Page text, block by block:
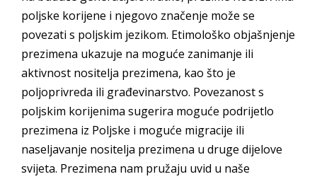
poljske korijene i njegovo značenje može se
povezati s poljskim jezikom. Etimološko objašnjenje
prezimena ukazuje na moguće zanimanje ili
aktivnost nositelja prezimena, kao što je
poljoprivreda ili građevinarstvo. Povezanost s
poljskim korijenima sugerira moguće podrijetlo
prezimena iz Poljske i moguće migracije ili
naseljavanje nositelja prezimena u druge dijelove
svijeta. Prezimena nam pružaju uvid u naše